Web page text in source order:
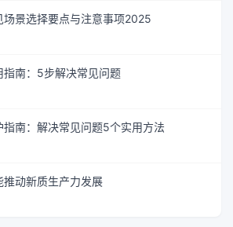
场景选择要点与注意事项2025
南：5步解决常见问题
南：解决常见问题5个实用方法
动新质生产力发展